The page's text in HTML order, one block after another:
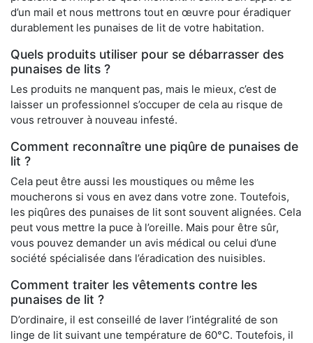
d’un mail et nous mettrons tout en œuvre pour éradiquer
durablement les punaises de lit de votre habitation.
Quels produits utiliser pour se débarrasser des
punaises de lits ?
Les produits ne manquent pas, mais le mieux, c’est de
laisser un professionnel s’occuper de cela au risque de
vous retrouver à nouveau infesté.
Comment reconnaître une piqûre de punaises de
lit ?
Cela peut être aussi les moustiques ou même les
moucherons si vous en avez dans votre zone. Toutefois,
les piqûres des punaises de lit sont souvent alignées. Cela
peut vous mettre la puce à l’oreille. Mais pour être sûr,
vous pouvez demander un avis médical ou celui d’une
société spécialisée dans l’éradication des nuisibles.
Comment traiter les vêtements contre les
punaises de lit ?
D’ordinaire, il est conseillé de laver l’intégralité de son
linge de lit suivant une température de 60°C. Toutefois, il